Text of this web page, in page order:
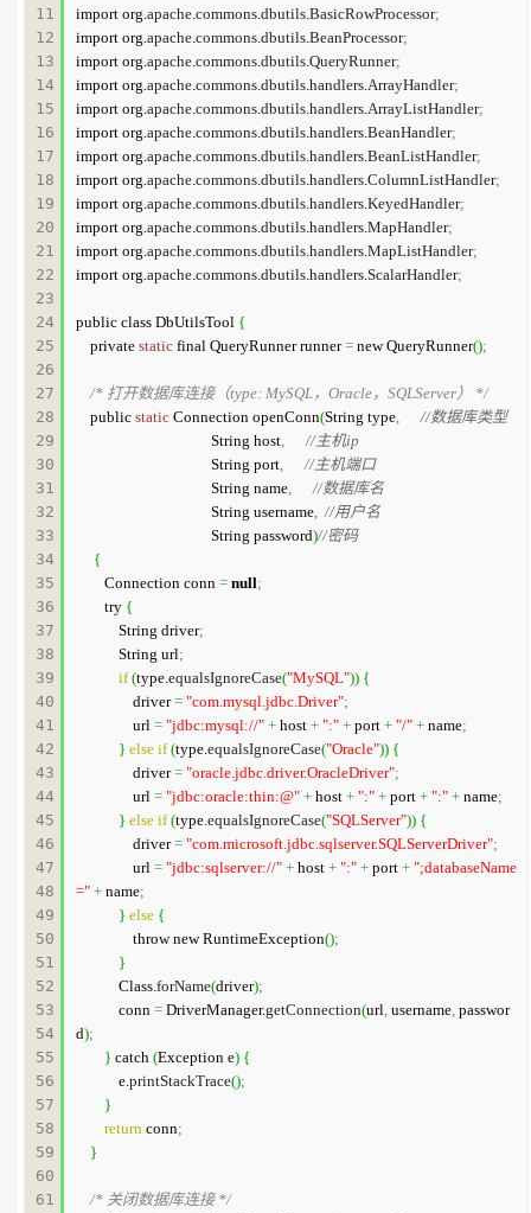
11
12
13
14
15
16
17
18
19
20
21
22
23
24
25
26
27
28
29
30
31
32
33
34
35
36
37
38
39
40
41
42
43
44
45
46
47
48
49
50
51
52
53
54
55
56
57
58
59
60
61
import org.apache.commons.dbutils.BasicRowProcessor;
import org.apache.commons.dbutils.BeanProcessor;
import org.apache.commons.dbutils.QueryRunner;
import org.apache.commons.dbutils.handlers.ArrayHandler;
import org.apache.commons.dbutils.handlers.ArrayListHandler;
import org.apache.commons.dbutils.handlers.BeanHandler;
import org.apache.commons.dbutils.handlers.BeanListHandler;
import org.apache.commons.dbutils.handlers.ColumnListHandler;
import org.apache.commons.dbutils.handlers.KeyedHandler;
import org.apache.commons.dbutils.handlers.MapHandler;
import org.apache.commons.dbutils.handlers.MapListHandler;
import org.apache.commons.dbutils.handlers.ScalarHandler;
public class DbUtilsTool {
    private
static final QueryRunner runner = new QueryRunner();
/* 打开数据库连接（type: MySQL，Oracle，SQLServer） */
    public
static Connection openConn(String type,
//数据库类型
                                      String host
,
//主机ip
                                      String port
,
//主机端口
                                      String name
,
//数据库名
                                      String username
, //用户名
                                      String password
)//密码
{
        Connection conn
= null;
        try
{
            String driver
;
            String url
;
if (type.equalsIgnoreCase("MySQL")) {
                driver
= "com.mysql.jdbc.Driver";
                url
= "jdbc:mysql://" + host + ":" + port + "/" + name;
} else if (type.equalsIgnoreCase("Oracle")) {
                driver
= "oracle.jdbc.driver.OracleDriver";
                url
= "jdbc:oracle:thin:@" + host + ":" + port + ":" + name;
} else if (type.equalsIgnoreCase("SQLServer")) {
                driver
= "com.microsoft.jdbc.sqlserver.SQLServerDriver";
                url
= "jdbc:sqlserver://" + host + ":" + port + ";databaseName
=" + name;
} else {
                throw new RuntimeException
();
}
            Class.
forName(driver);
            conn
= DriverManager.getConnection(url, username, passwor
d);
} catch (Exception e) {
            e.
printStackTrace();
}
return conn;
}
/* 关闭数据库连接 */